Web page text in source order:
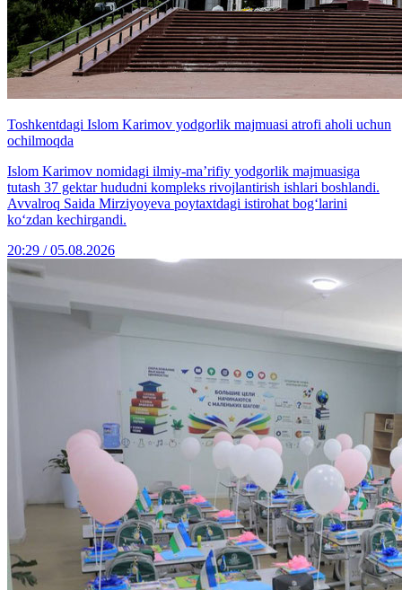
Toshkentdagi Islom Karimov yodgorlik majmuasi atrofi aholi uchun
ochilmoqda
Islom Karimov nomidagi ilmiy-ma’rifiy yodgorlik majmuasiga
tutash 37 gektar hududni kompleks rivojlantirish ishlari boshlandi.
Avvalroq Saida Mirziyoyeva poytaxtdagi istirohat bog‘larini
ko‘zdan kechirgandi.
20:29 / 05.08.2026